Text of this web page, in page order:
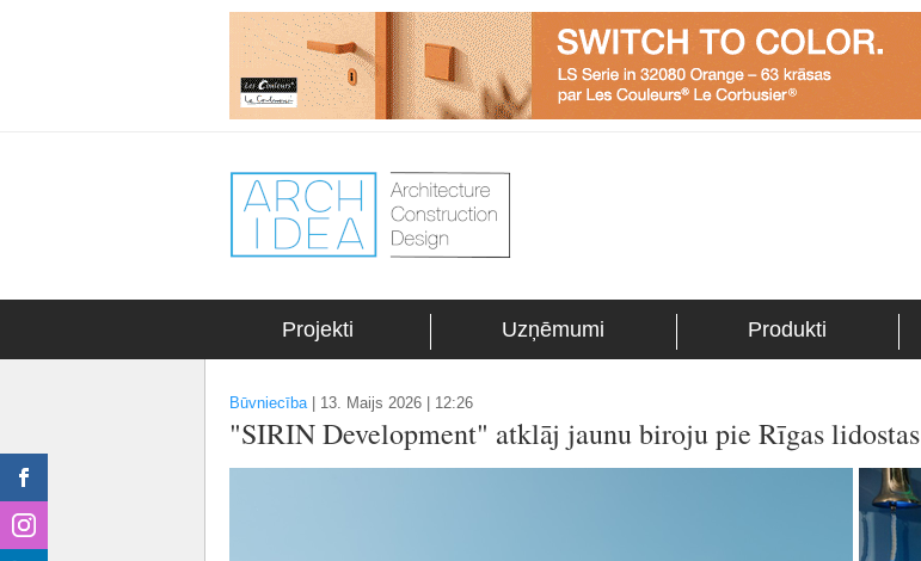
Projekti Uzņēmumi Produkti
Būvniecība| 13. Maijs 2026 | 12:26
"SIRIN Development" atklāj jaunu biroju pie Rīgas lidostas